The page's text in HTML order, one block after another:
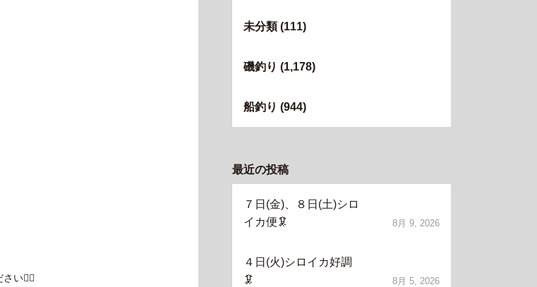
い🙇‍♂️
未分類(111)
磯釣り (1,178)
船釣り (944)
最近の投稿
７日(金)、８日(土)シロ
イカ便🦑
8月 9, 2026
４日(火)シロイカ好調
🦑
8月 5, 2026